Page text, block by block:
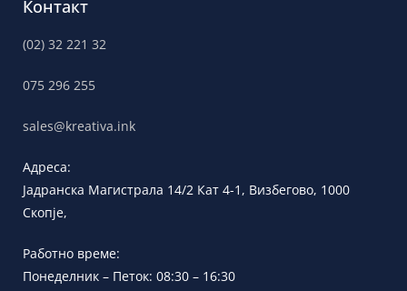
Контакт
(02) 32 221 32
075 296 255
sales@kreativa.ink
Адреса:
Јадранска Магистрала 14/2 Кат 4-1, Визбегово, 1000
Скопје,
Работно време:
Понеделник – Петок: 08:30 – 16:30